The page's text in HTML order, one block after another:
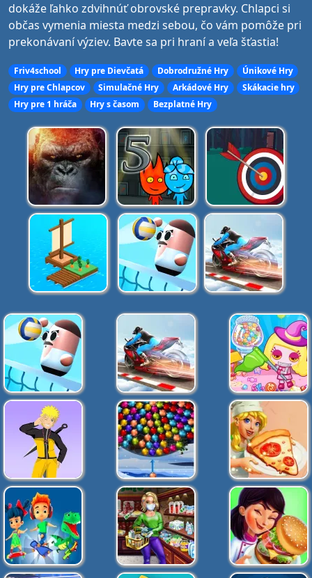
dokáže ľahko zdvihnúť obrovské prepravky. Chlapci si
občas vymenia miesta medzi sebou, čo vám pomôže pri
prekonávaní výziev. Bavte sa pri hraní a veľa šťastia!
Friv4school Hry pre Dievčatá Dobrodružné Hry
Únikové Hry
Hry pre Chlapcov
Simulačné Hry Arkádové Hry
Skákacie hry
Hry pre 1 hráča
Hry s časom Bezplatné Hry